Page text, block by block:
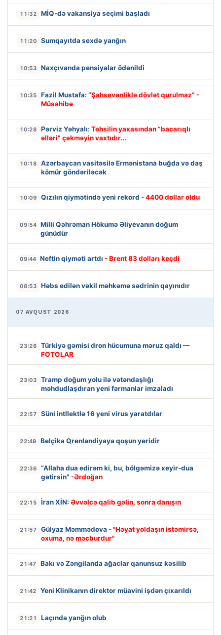
11:32 MİQ-də vakansiya seçimi başladı
11:20 Sumqayıtda sexdə yanğın
10:53 Naxçıvanda pensiyalar ödənildi
10:35 Fazil Mustafa: “Şahsevənliklə dövlət qurulmaz” -
Müsahibə
10:28 Pərviz Yəhyalı: Təhsilin yaxasından “bacarıqlı
əlləri” çəkməyin vaxtıdır...
10:18
Azərbaycan vasitəsilə Ermənistana buğda və daş
kömür göndəriləcək
10:09 Qızılın qiymətində yeni rekord - 4400 dollar oldu
09:54 Milli Qəhrəman Hökumə Əliyevanın doğum
günüdür
09:44 Neftin qiyməti artdı - Brent 83 dolları keçdi
08:53 Həbs edilən vəkil məhkəmə sədrinin qayınıdır
07 AVQUST 2026
23:26 Türkiyə gəmisi dron hücumuna məruz qaldı —
FOTOLAR
23:03
Tramp doğum yolu ilə vətəndaşlığı
məhdudlaşdıran yeni fərmanlar imzaladı
22:57 Süni intllektlə 16 yeni virus yaratdılar
22:49 Belçika Qrenlandiyaya qoşun yeridir
22:36
“Allaha dua edirəm ki, bu, bölgəmizə xeyir-dua
gətirsin” -Ərdoğan
22:15 İran XİN: Əvvəlcə qalib gəlin, sonra danışın
21:57 Gülyaz Məmmədova - "Həyat yoldaşın istəmirsə,
oxuma, nə məcburdur"
21:47 Bakı və Zəngilanda ağaclar qanunsuz kəsilib
21:42 Yeni Klinikanın direktor müavini işdən çıxarıldı
21:21 Laçında yanğın olub